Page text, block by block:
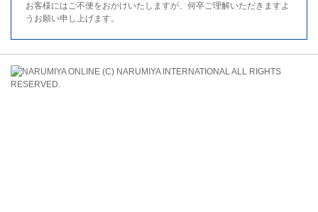
お客様にはご不便をおかけいたしますが、何卒ご理解いただきますよ
うお願い申し上げます。